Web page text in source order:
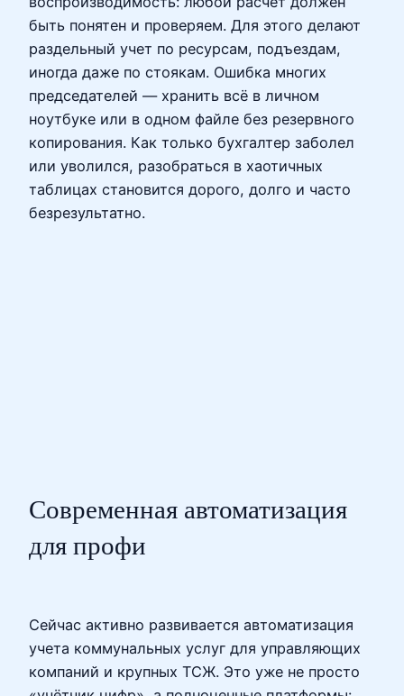
быть понятен и проверяем. Для этого делают
раздельный учет по ресурсам, подъездам,
иногда даже по стоякам. Ошибка многих
председателей — хранить всё в личном
ноутбуке или в одном файле без резервного
копирования. Как только бухгалтер заболел
или уволился, разобраться в хаотичных
таблицах становится дорого, долго и часто
безрезультатно.
Современная автоматизация
для профи
Сейчас активно развивается автоматизация
учета коммунальных услуг для управляющих
компаний и крупных ТСЖ. Это уже не просто